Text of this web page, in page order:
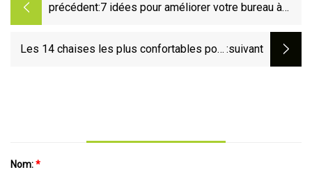
précédent:7 idées pour améliorer votre bureau à
Les 14 chaises les plus confortables pour :suivant
Nom:*